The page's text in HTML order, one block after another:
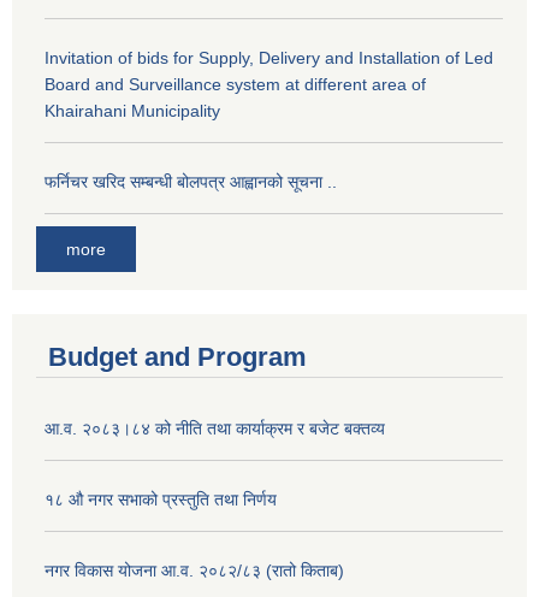
Invitation of bids for Supply, Delivery and Installation of Led
Board and Surveillance system at different area of
Khairahani Municipality
फर्निचर खरिद सम्बन्धी बोलपत्र आह्वानको सूचना ..
more
Budget and Program
आ.व. २०८३।८४ को नीति तथा कार्याक्रम र बजेट बक्तव्य
१८ औ नगर सभाको प्रस्तुति तथा निर्णय
नगर विकास योजना आ.व. २०८२/८३ (रातो किताब)